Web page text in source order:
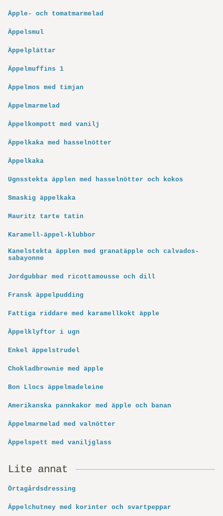
Äpple- och tomatmarmelad
Äppelsmul
Äppelplättar
Äppelmuffins 1
Äppelmos med timjan
Äppelmarmelad
Äppelkompott med vanilj
Äppelkaka med hasselnötter
Äppelkaka
Ugnsstekta äpplen med hasselnötter och kokos
Smaskig äppelkaka
Mauritz tarte tatin
Karamell-äppel-klubbor
Kanelstekta äpplen med granatäpple och calvados-
sabayonne
Jordgubbar med ricottamousse och dill
Fransk äppelpudding
Fattiga riddare med karamellkokt äpple
Äppelklyftor i ugn
Enkel äppelstrudel
Chokladbrownie med äpple
Bon Llocs äppelmadeleine
Amerikanska pannkakor med äpple och banan
Äppelmarmelad med valnötter
Äppelspett med vaniljglass
Lite annat
Örtagårdsdressing
Äppelchutney med korinter och svartpeppar